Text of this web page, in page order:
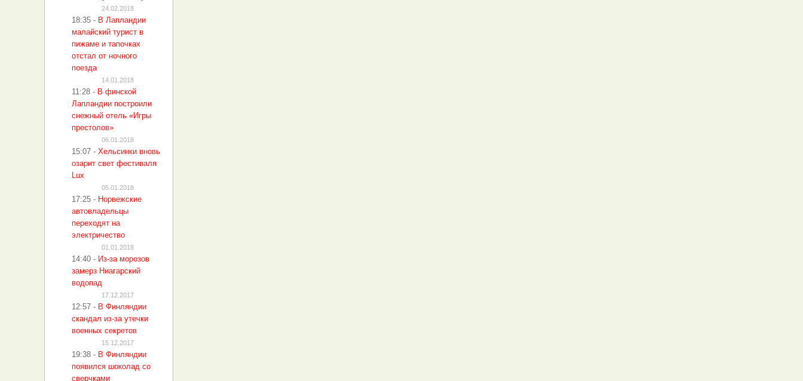
24.02.2018
18:35 - В Лапландии
малайский турист в
пижаме и тапочках
отстал от ночного
поезда
14.01.2018
11:28 - В финской
Лапландии построили
снежный отель «Игры
престолов»
06.01.2018
15:07 - Хельсинки вновь
озарит свет фестиваля
Lux
05.01.2018
17:25 - Норвежские
автовладельцы
переходят на
электричество
01.01.2018
14:40 - Из-за морозов
замерз Ниагарский
водопад
17.12.2017
12:57 - В Финляндии
скандал из-за утечки
военных секретов
15.12.2017
19:38 - В Финляндии
появился шоколад со
сверчками